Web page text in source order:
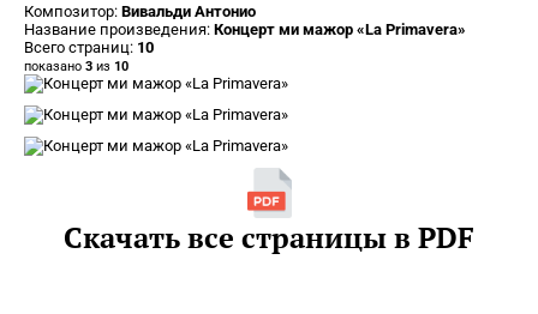
Композитор: Вивальди Антонио
Название произведения: Концерт ми мажор «La Primavera»
Всего страниц: 10
показано 3 из 10
Скачать все страницы в PDF